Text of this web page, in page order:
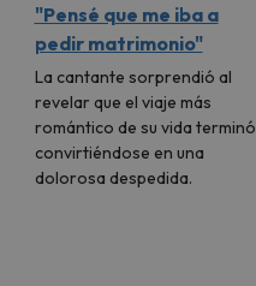
"Pensé que me iba a
pedir matrimonio"
La cantante sorprendió al
revelar que el viaje más
romántico de su vida terminó
convirtiéndose en una
dolorosa despedida.